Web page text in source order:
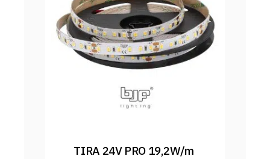
TIRA 24V PRO 19,2W/m